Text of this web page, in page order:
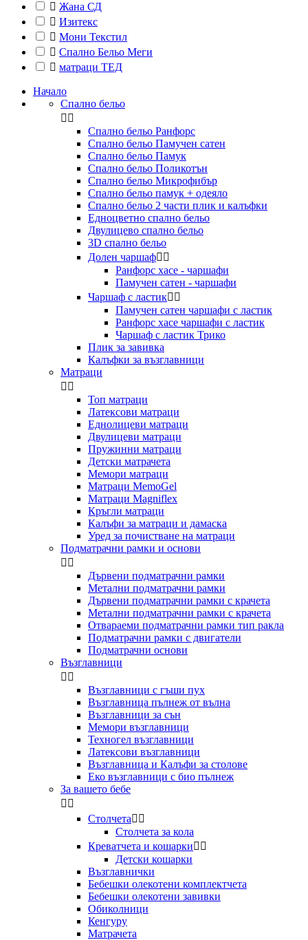
 Жана СД
 Изитекс
 Мони Текстил
 Спално Бельо Меги
 матраци ТЕД
Начало
Спално бельо
 
Спално бельо Ранфорс
Спално бельо Памучен сатен
Спално бельо Памук
Спално бельо Поликотън
Спално бельо Микрофибър
Спално бельо памук + одеяло
Спално бельо 2 части плик и калъфки
Eдноцветно спално бельо
Двулицево спално бельо
3D спално бельо
Долен чаршаф 
Ранфорс хасе - чаршафи
Памучен сатен - чаршафи
Чаршаф с ластик 
Памучен сатен чаршафи с ластик
Ранфорс хасе чаршафи с ластик
Чаршаф с ластик Трико
Плик за завивкa
Калъфки за възглавници
Матраци
 
Топ матраци
Латексови матраци
Еднолицеви матраци
Двулицеви матраци
Пружинни матраци
Детски матрачета
Мемори матраци
Mатраци MemoGel
Матраци Мagniflex
Кръгли матраци
Калъфи за матраци и дамаска
Уред за почистване на матраци
Подматрачни рамки и основи
 
Дървени подматрачни рамки
Метални подматрачни рамки
Дървени подматрачни рамки с крачета
Метални подматрачни рамки с крачета
Отвараеми подматрачни рамки тип ракла
Подматрачни рамки с двигатели
Подматрачни основи
Възглавници
 
Възглавници с гъши пух
Възглавница пълнеж от вълна
Възглавници за сън
Мемори възглавници
Техногел възглавници
Латексови възглавници
Възглавница и Калъфи за столове
Еко възглавници с био пълнеж
За вашето бебе
 
Столчета 
Столчета за кола
Креватчета и кошарки 
Детски кошарки
Възглавнички
Бебешки oлекотени комплектчета
Бебешки олекотени завивки
Обиколници
Кенгуру
Матрачета